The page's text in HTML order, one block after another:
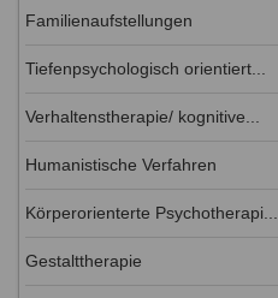
Familienaufstellungen
Tiefenpsychologisch orientiert...
Verhaltenstherapie/ kognitive...
Humanistische Verfahren
Körperorienterte Psychotherapi...
Gestalttherapie